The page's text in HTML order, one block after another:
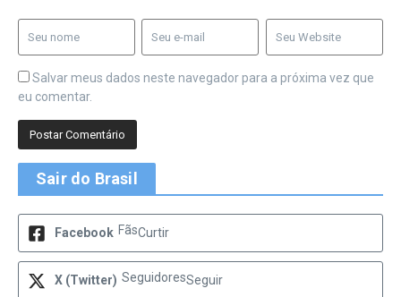
Salvar meus dados neste navegador para a próxima vez que
eu comentar.
Sair do Brasil
Facebook FãsCurtir
X (Twitter) SeguidoresSeguir